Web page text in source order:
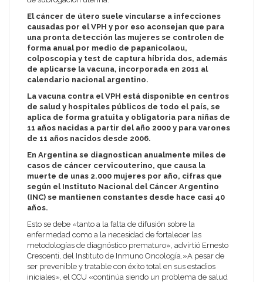
El cáncer de útero suele vincularse a infecciones
causadas por el VPH y por eso aconsejan que para
una pronta detección las mujeres se controlen de
forma anual por medio de papanicolaou,
colposcopia y test de captura híbrida dos, además
de aplicarse la vacuna, incorporada en 2011 al
calendario nacional argentino.
La vacuna contra el VPH está disponible en centros
de salud y hospitales públicos de todo el país, se
aplica de forma gratuita y obligatoria para niñas de
11 años nacidas a partir del año 2000 y para varones
de 11 años nacidos desde 2006.
En Argentina se diagnostican anualmente miles de
casos de cáncer cervicouterino, que causa la
muerte de unas 2.000 mujeres por año, cifras que
según el Instituto Nacional del Cáncer Argentino
(INC) se mantienen constantes desde hace casi 40
años.
Esto se debe «tanto a la falta de difusión sobre la
enfermedad como a la necesidad de fortalecer las
metodologías de diagnóstico prematuro», advirtió Ernesto
Crescenti, del Instituto de Inmuno Oncología.»A pesar de
ser prevenible y tratable con éxito total en sus estadios
iniciales», el CCU «continúa siendo un problema de salud